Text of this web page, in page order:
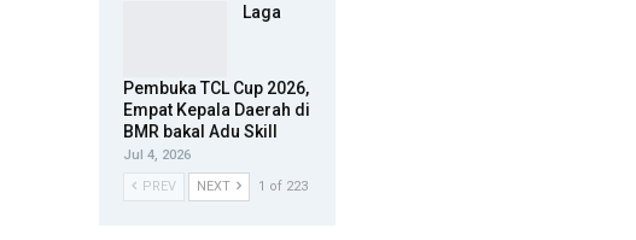
Laga
Pembuka TCL Cup 2026,
Empat Kepala Daerah di
BMR bakal Adu Skill
Jul 4, 2026
PREV
NEXT 1 of 223